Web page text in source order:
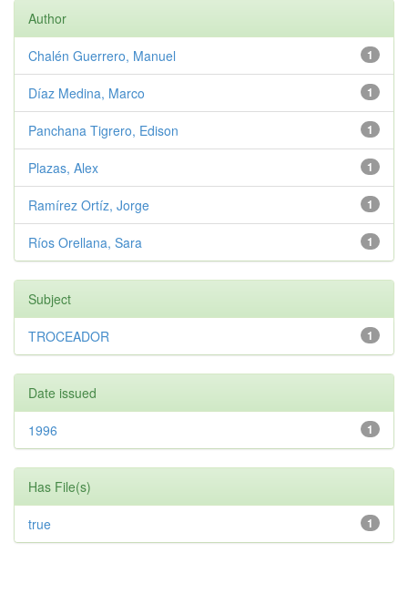
Author
1
Chalén Guerrero, Manuel
1
Díaz Medina, Marco
1
Panchana Tigrero, Edison
1
Plazas, Alex
1
Ramírez Ortíz, Jorge
1
Ríos Orellana, Sara
Subject
1
TROCEADOR
Date issued
1
1996
Has File(s)
1
true